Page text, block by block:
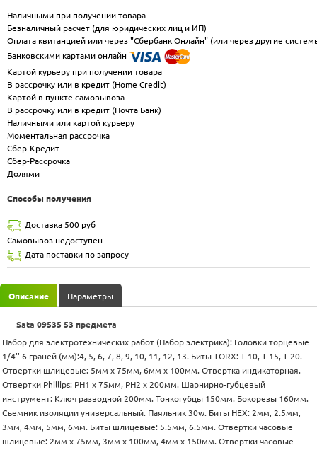
Наличными при получении товара
Безналичный расчет (для юридических лиц и ИП)
Оплата квитанцией или через "Сбербанк Онлайн" (или через другие
Банковскими картами онлайн
Картой курьеру при получении товара
В рассрочку или в кредит (Home Credit)
Картой в пункте самовывоза
В рассрочку или в кредит (Почта Банк)
Наличными или картой курьеру
Моментальная рассрочка
Сбер-Кредит
Сбер-Рассрочка
Долями
Способы получения
Доставка 500 руб
Самовывоз недоступен
Дата поставки по запросу
Описание Параметры
Sata 09535 53 предмета
Набор для электротехнических работ (Набор электрика): Головки торцевые
1/4'' 6 граней (мм):4, 5, 6, 7, 8, 9, 10, 11, 12, 13. Биты TORX: T-10, T-15, T-20.
Отвертки шлицевые: 5мм x 75мм, 6мм х 100мм. Отвертка индикаторная.
Отвертки Phillips: PH1 x 75мм, PH2 x 200мм. Шарнирно-губцевый
инструмент: Ключ разводной 200мм. Тонкогубцы 150мм. Бокорезы 160мм.
Съемник изоляции универсальный. Паяльник 30w. Биты HEX: 2мм, 2.5мм,
3мм, 4мм, 5мм, 6мм. Биты шлицевые: 5.5мм, 6.5мм. Отвертки часовые
шлицевые: 2мм х 75мм, 3мм х 100мм, 4мм х 150мм. Отвертки часовые